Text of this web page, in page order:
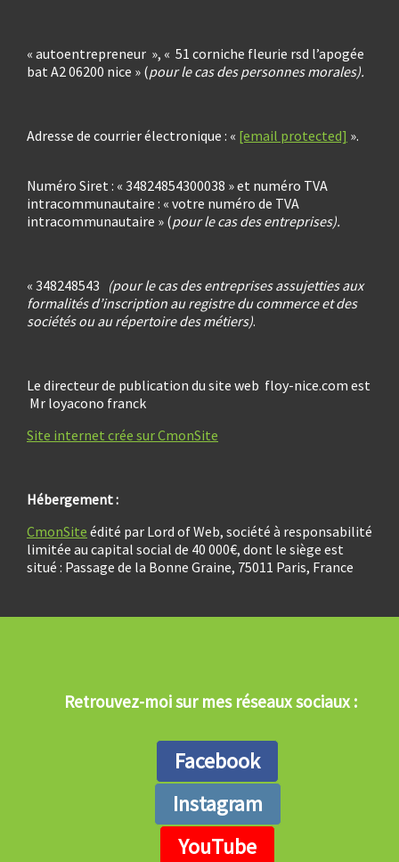
« autoentrepreneur », « 51 corniche fleurie rsd l’apogée
bat A2 06200 nice » (pour le cas des personnes morales).
Adresse de courrier électronique : « [email protected] ».
Numéro Siret : « 34824854300038 » et numéro TVA
intracommunautaire : « votre numéro de TVA
intracommunautaire » (pour le cas des entreprises).
« 348248543 (pour le cas des entreprises assujetties aux
formalités d’inscription au registre du commerce et des
sociétés ou au répertoire des métiers).
Le directeur de publication du site web floy-nice.com est
Mr loyacono franck
Site internet crée sur CmonSite
Hébergement :
CmonSite édité par Lord of Web, société à responsabilité
limitée au capital social de 40 000€, dont le siège est
situé : Passage de la Bonne Graine, 75011 Paris, France
Retrouvez-moi sur mes réseaux sociaux :
Facebook
Instagram
YouTube